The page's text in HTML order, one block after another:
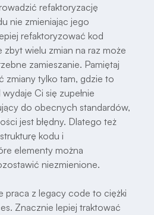
refaktoryzację
nie zmieniając jego
refaktoryzować kod
wielu zmian na raz może
zamieszanie. Pamiętaj
zmiany tylko tam, gdzie to
Ci się zupełnie
do obecnych standardów,
jest błędny. Dlatego też
kodu i
elementy można
niezmienione.
praca z legacy code to ciężki
Znacznie lepiej traktować